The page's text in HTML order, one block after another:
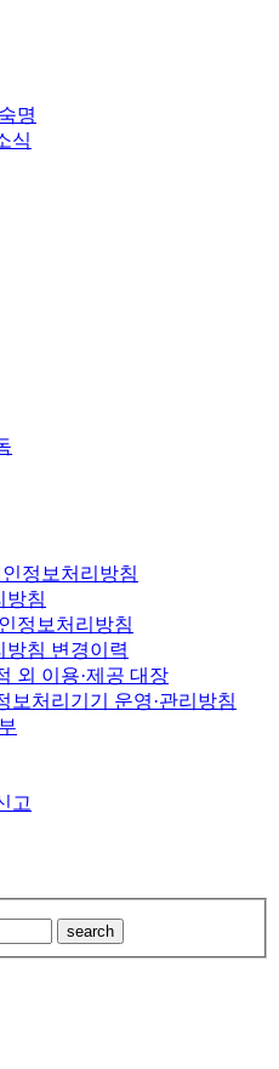
명
식
정보처리방침
방침
정보처리방침
방침 변경이력
외 이용·제공 대장
보처리기기 운영·관리방침
고
search